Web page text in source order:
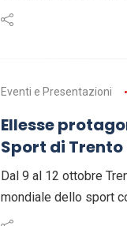
Eventi e Presentazioni
Ellesse
Sport di Trento
Dal 9 al 12 ottobre
mondiale dello sport